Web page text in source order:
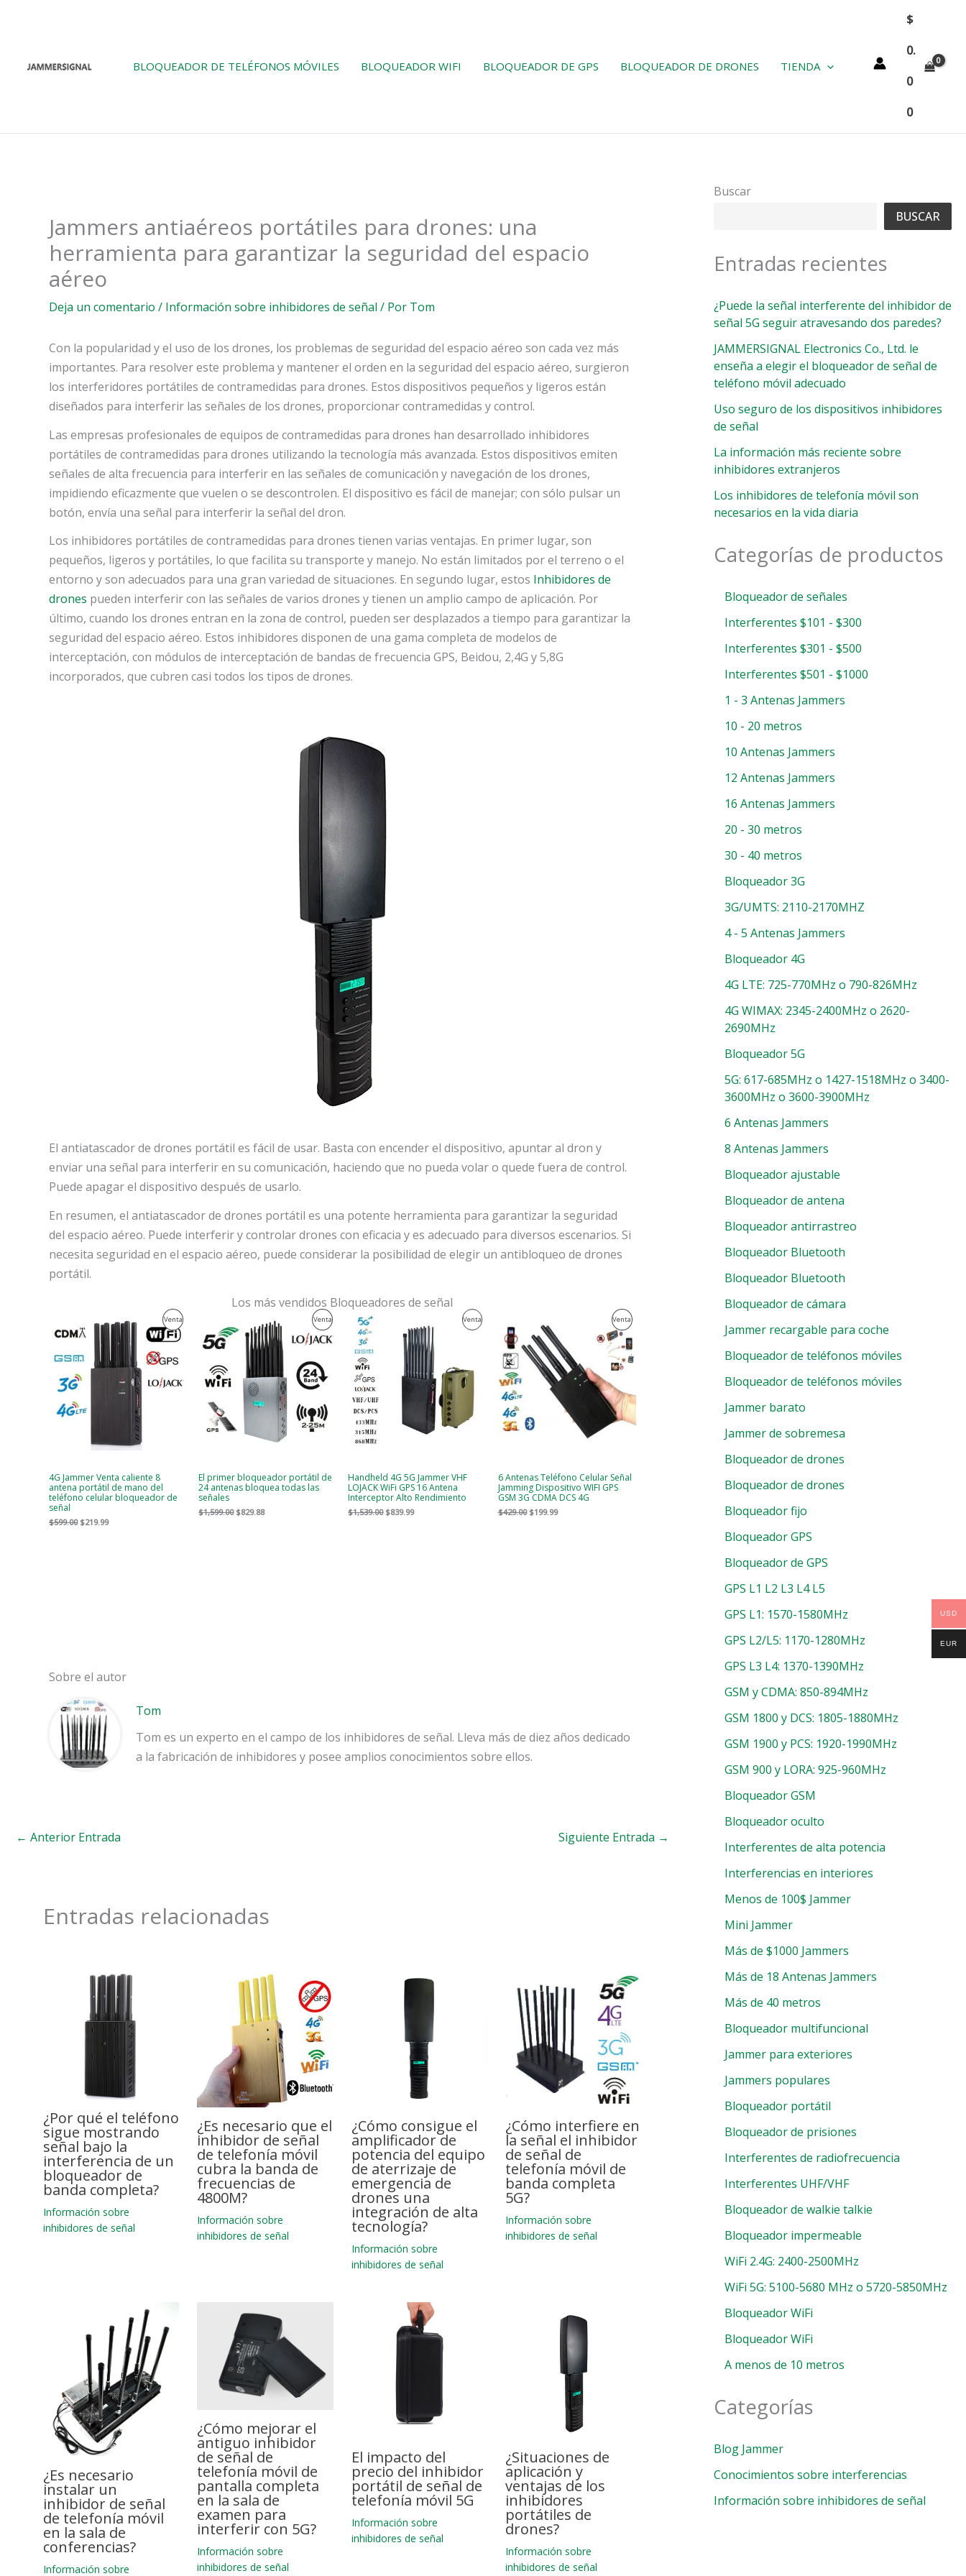
BLOQUEADOR DE TELÉFONOS MÓVILES BLOQUEADOR WIFI BLOQUEADOR DE GPS BLOQUEADOR DE DRONES TIENDA
$
0.
0
0
Jammers antiaéreos portátiles para drones: una
herramienta para garantizar la seguridad del espacio
aéreo
Deja un comentario / Información sobre inhibidores de señal / Por Tom
Con la popularidad y el uso de los drones, los problemas de seguridad del espacio aéreo son cada vez más
importantes. Para resolver este problema y mantener el orden en la seguridad del espacio aéreo, surgieron
los interferidores portátiles de contramedidas para drones. Estos dispositivos pequeños y ligeros están
diseñados para interferir las señales de los drones, proporcionar contramedidas y control.
Las empresas profesionales de equipos de contramedidas para drones han desarrollado inhibidores
portátiles de contramedidas para drones utilizando la tecnología más avanzada. Estos dispositivos emiten
señales de alta frecuencia para interferir en las señales de comunicación y navegación de los drones,
impidiendo eficazmente que vuelen o se descontrolen. El dispositivo es fácil de manejar; con sólo pulsar un
botón, envía una señal para interferir la señal del dron.
Los inhibidores portátiles de contramedidas para drones tienen varias ventajas. En primer lugar, son
pequeños, ligeros y portátiles, lo que facilita su transporte y manejo. No están limitados por el terreno o el
entorno y son adecuados para una gran variedad de situaciones. En segundo lugar, estos Inhibidores de
drones pueden interferir con las señales de varios drones y tienen un amplio campo de aplicación. Por
último, cuando los drones entran en la zona de control, pueden ser desplazados a tiempo para garantizar la
seguridad del espacio aéreo. Estos inhibidores disponen de una gama completa de modelos de
interceptación, con módulos de interceptación de bandas de frecuencia GPS, Beidou, 2,4G y 5,8G
incorporados, que cubren casi todos los tipos de drones.
El antiatascador de drones portátil es fácil de usar. Basta con encender el dispositivo, apuntar al dron y
enviar una señal para interferir en su comunicación, haciendo que no pueda volar o quede fuera de control.
Puede apagar el dispositivo después de usarlo.
En resumen, el antiatascador de drones portátil es una potente herramienta para garantizar la seguridad
del espacio aéreo. Puede interferir y controlar drones con eficacia y es adecuado para diversos escenarios. Si
necesita seguridad en el espacio aéreo, puede considerar la posibilidad de elegir un antibloqueo de drones
portátil.
Los más vendidos Bloqueadores de señal
VentaProducto
4G Jammer Venta caliente 8
antena portátil de mano del
teléfono celular bloqueador de
señal
$599.00
precio
original
$599.00.
$219.99
precio
actual
es:
$219.99.
VentaProducto
En
El primer bloqueador portátil de
24 antenas bloquea todas las
señales
$1,599.00
precio
original
era:
$1,599.00.
$829.88
precio
actual
es:
$829.88.
VentaProducto
Handheld 4G 5G Jammer VHF
LOJACK WiFi GPS 16 Antena
Interceptor Alto Rendimiento
$1,539.00
precio
original
$1,539.00.
$839.99
precio
actual
es:
$839.99.
VentaProducto
En
Venta
6 Antenas Teléfono Celular Señal
Jamming Dispositivo WIFI GPS
GSM 3G CDMA DCS 4G
$429.00
precio
original
era:
$429.00.
$199.99
actual
es:
$199.99.
Sobre el autor
Tom
Tom es un experto en el campo de los inhibidores de señal. Lleva más de diez años dedicado
a la fabricación de inhibidores y posee amplios conocimientos sobre ellos.
← Anterior Entrada Siguiente Entrada →
Entradas relacionadas
¿Por qué el teléfono
sigue mostrando
señal bajo la
interferencia de un
bloqueador de
banda completa?
Información sobre
inhibidores de señal
¿Es necesario que el
inhibidor de señal
de telefonía móvil
cubra la banda de
frecuencias de
4800M?
Información sobre
inhibidores de señal
¿Cómo consigue el
amplificador de
potencia del equipo
de aterrizaje de
emergencia de
drones una
integración de alta
tecnología?
Información sobre
inhibidores de señal
¿Cómo interfiere en
la señal el inhibidor
de señal de
telefonía móvil de
banda completa
5G?
Información sobre
inhibidores de señal
¿Es necesario
instalar un
inhibidor de señal
de telefonía móvil
en la sala de
conferencias?
Información sobre
¿Cómo mejorar el
antiguo inhibidor
de señal de
telefonía móvil de
pantalla completa
en la sala de
examen para
interferir con 5G?
Información sobre
inhibidores de señal
El impacto del
precio del inhibidor
portátil de señal de
telefonía móvil 5G
Información sobre
inhibidores de señal
¿Situaciones de
aplicación y
ventajas de los
inhibidores
portátiles de
drones?
Información sobre
inhibidores de señal
Buscar
BUSCAR
Entradas recientes
¿Puede la señal interferente del inhibidor de
señal 5G seguir atravesando dos paredes?
JAMMERSIGNAL Electronics Co., Ltd. le
enseña a elegir el bloqueador de señal de
teléfono móvil adecuado
Uso seguro de los dispositivos inhibidores
de señal
La información más reciente sobre
inhibidores extranjeros
Los inhibidores de telefonía móvil son
necesarios en la vida diaria
Categorías de productos
Bloqueador de señales
Interferentes $101 - $300
Interferentes $301 - $500
Interferentes $501 - $1000
1 - 3 Antenas Jammers
10 - 20 metros
10 Antenas Jammers
12 Antenas Jammers
16 Antenas Jammers
20 - 30 metros
30 - 40 metros
Bloqueador 3G
3G/UMTS: 2110-2170MHZ
4 - 5 Antenas Jammers
Bloqueador 4G
4G LTE: 725-770MHz o 790-826MHz
4G WIMAX: 2345-2400MHz o 2620-
2690MHz
Bloqueador 5G
5G: 617-685MHz o 1427-1518MHz o 3400-
3600MHz o 3600-3900MHz
6 Antenas Jammers
8 Antenas Jammers
Bloqueador ajustable
Bloqueador de antena
Bloqueador antirrastreo
Bloqueador Bluetooth
Bloqueador Bluetooth
Bloqueador de cámara
Jammer recargable para coche
Bloqueador de teléfonos móviles
Bloqueador de teléfonos móviles
Jammer barato
Jammer de sobremesa
Bloqueador de drones
Bloqueador de drones
Bloqueador fijo
Bloqueador GPS
Bloqueador de GPS
GPS L1 L2 L3 L4 L5
GPS L1: 1570-1580MHz
GPS L2/L5: 1170-1280MHz
GPS L3 L4: 1370-1390MHz
GSM y CDMA: 850-894MHz
GSM 1800 y DCS: 1805-1880MHz
GSM 1900 y PCS: 1920-1990MHz
GSM 900 y LORA: 925-960MHz
Bloqueador GSM
Bloqueador oculto
Interferentes de alta potencia
Interferencias en interiores
Menos de 100$ Jammer
Mini Jammer
Más de $1000 Jammers
Más de 18 Antenas Jammers
Más de 40 metros
Bloqueador multifuncional
Jammer para exteriores
Jammers populares
Bloqueador portátil
Bloqueador de prisiones
Interferentes de radiofrecuencia
Interferentes UHF/VHF
Bloqueador de walkie talkie
Bloqueador impermeable
WiFi 2.4G: 2400-2500MHz
WiFi 5G: 5100-5680 MHz o 5720-5850MHz
Bloqueador WiFi
Bloqueador WiFi
A menos de 10 metros
Categorías
Blog Jammer
Conocimientos sobre interferencias
Información sobre inhibidores de señal
USD
EUR